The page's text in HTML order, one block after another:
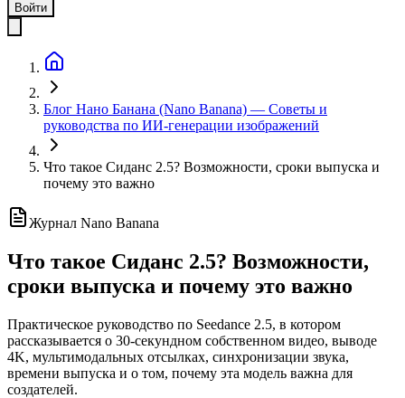
Войти
Блог Нано Банана (Nano Banana) — Советы и
руководства по ИИ-генерации изображений
Что такое Сиданс 2.5? Возможности, сроки выпуска и
почему это важно
Журнал Nano Banana
Что такое Сиданс 2.5? Возможности,
сроки выпуска и почему это важно
Практическое руководство по Seedance 2.5, в котором
рассказывается о 30-секундном собственном видео, выводе
4K, мультимодальных отсылках, синхронизации звука,
времени выпуска и о том, почему эта модель важна для
создателей.